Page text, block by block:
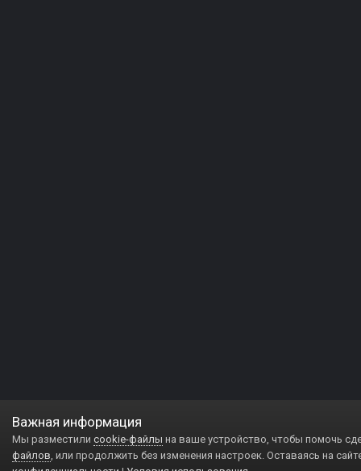
Важная информация
Мы разместили cookie-файлы на ваше устройство, чтобы помочь
файлов, или продолжить без изменения настроек. Оставаясь на